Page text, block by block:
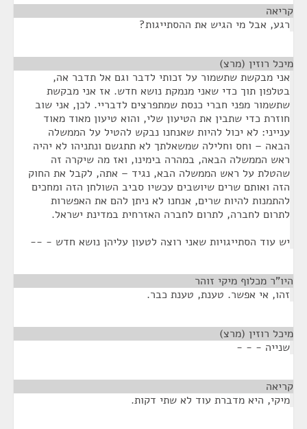
קריאה
רגע, אבל מי הגיש את ההסתייגות?
מיכל רוזין (מרצ)
אני מבקשת שתשמור על זכותי לדבר וגם אל תדבר אה,
בטלפון תוך כדי שאני מנמקת נושא חדש. אז אני מבקשת
שתשמור מפני חברי כנסת שמתפרצים לדבריי. לכן, אני שוב
חוזרת כדי שתבין את הטיעון שלי, והוא טיעון מאוד מאוד
ענייני: לא יכול להיות שאנחנו נבקש להטיל על הממשלה
הבאה – וחס וחלילה שמשאלתך לא תתגשם ונתניהו לא יהיה
ראש הממשלה הבאה, במהרה בימינו, ואז מה שיקרה זה
שהטלת על ראש הממשלה הבא, נגיד – אתה, לקבל את החוק
הזה ואותם שרים שיושבים עכשיו סביב השולחן הזה ומחכים
להתמנות להיות שרים, אנחנו לא ניתן להם את האפשרות
לתרום לחברה, לתרום לחברה האזרחית במדינת ישראל.
יש עוד הסתייגויות שאני רוצה לטעון עליהן נושא חדש - --
היו"ר מכלוף מיקי זוהר
זהו, אי אפשר. טענת, טענת כבר.
מיכל רוזין (מרצ)
שנייה - - -
קריאה
מיקי, היא מדברת עוד לא שתי דקות.